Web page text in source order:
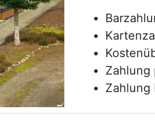
Zahlung
Zahlung